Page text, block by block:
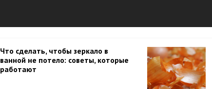
Что сделать, чтобы зеркало в
ванной не потело: советы, которые
работают